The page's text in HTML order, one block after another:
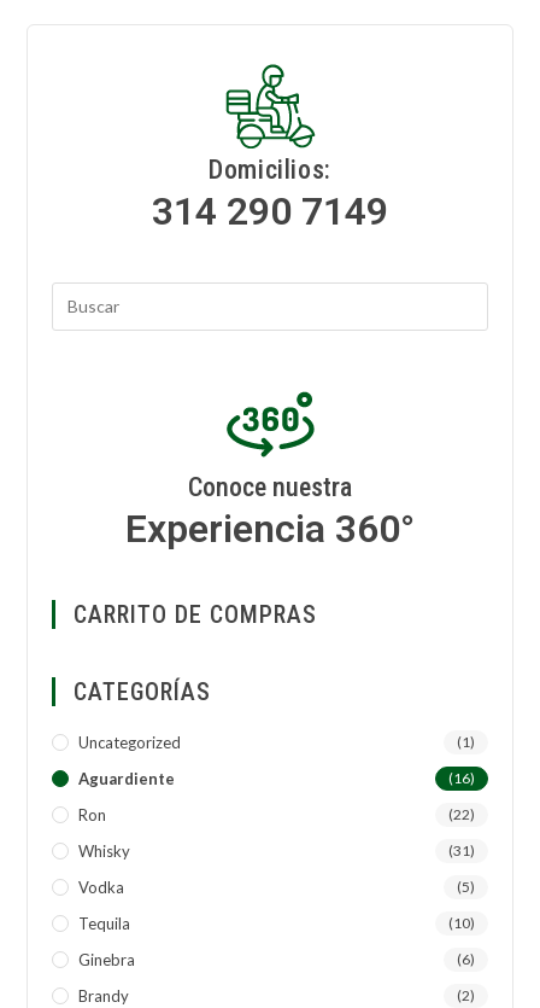
Domicilios:
314 290 7149
Conoce nuestra
Experiencia 360°
CARRITO DE COMPRAS
CATEGORÍAS
Uncategorized (1)
Aguardiente (16)
Ron (22)
Whisky (31)
Vodka (5)
Tequila (10)
Ginebra (6)
Brandy (2)